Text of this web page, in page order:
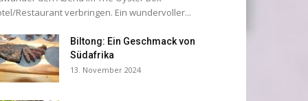
Restaurant verbringen. Ein wundervoller...
Biltong: Ein Geschmack von
Südafrika
13. November 2024